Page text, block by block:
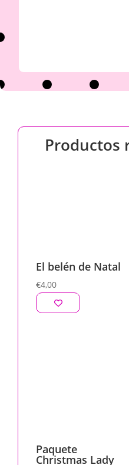
Productos
El belén de Natal
€4,00
Paquete
Christmas Lady